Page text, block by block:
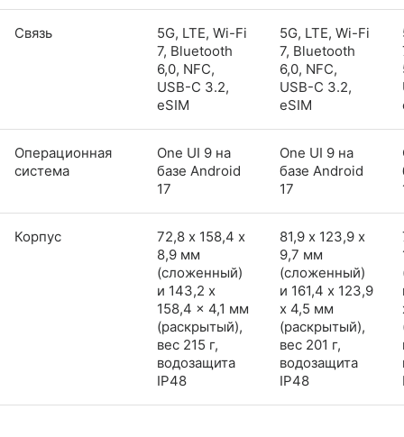
Связь
5G, LTE, Wi-Fi
7, Bluetooth
6,0, NFC,
USB-C 3.2,
eSIM
5G, LTE, Wi-Fi
7, Bluetooth
6,0, NFC,
USB-C 3.2,
eSIM
Операционная
система
One UI 9 на
базе Android
17
One UI 9 на
базе Android
17
Корпус
72,8 х 158,4 х
8,9 мм
(сложенный)
и 143,2 x
158,4 x 4,1 мм
(раскрытый),
вес 215 г,
водозащита
IP48
81,9 х 123,9 х
9,7 мм
(сложенный)
и 161,4 x 123,9
x 4,5 мм
(раскрытый),
вес 201 г,
водозащита
IP48